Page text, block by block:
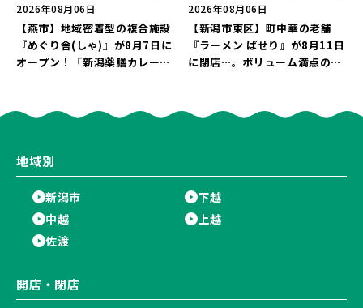
2026年08月06日
【燕市】地域密着型の複合施設
『めぐり舎(しゃ)』が8月7日に
オープン！「新潟薬膳カレー
う♪
2026年08月06日
【新潟市東区】町中華の老舗
『ラーメン ぱせり』が8月11日
に閉店…。ボリューム満点の名
地域別
新潟市
下越
中越
上越
佐渡
開店・閉店